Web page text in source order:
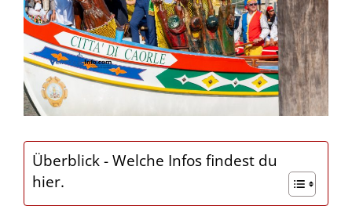
Überblick - Welche Infos findest du
hier.